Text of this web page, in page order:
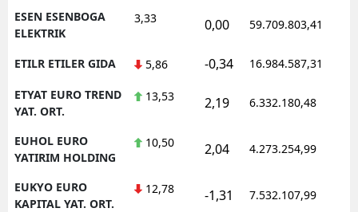
ESEN ESENBOGA
ELEKTRIK
3,33 0,00 59.709.803,41
ETILR ETILER GIDA 5,86 -0,34 16.984.587,31
ETYAT EURO TREND
YAT. ORT.
13,53 2,19 6.332.180,48
EUHOL EURO
YATIRIM HOLDING
10,50 2,04 4.273.254,99
EUKYO EURO
KAPITAL YAT. ORT.
12,78 -1,31 7.532.107,99